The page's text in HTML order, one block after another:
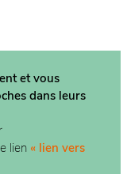
et vous
dans leurs
lien « lien vers